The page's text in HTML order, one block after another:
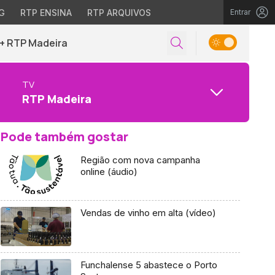
RTP ENSINA RTP ARQUIVOS Entrar
+ RTP Madeira
TV
RTP Madeira
Pode também gostar
Região com nova campanha
online (áudio)
Vendas de vinho em alta (vídeo)
Funchalense 5 abastece o Porto